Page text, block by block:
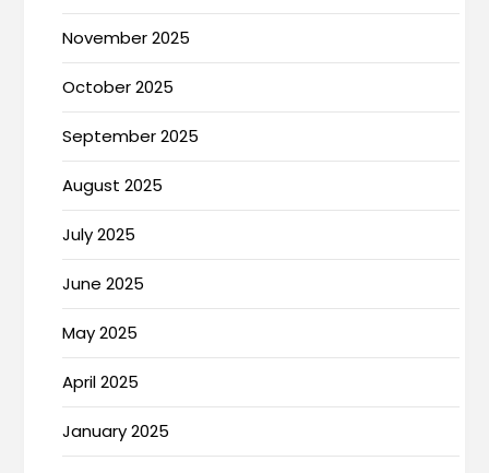
November 2025
October 2025
September 2025
August 2025
July 2025
June 2025
May 2025
April 2025
January 2025